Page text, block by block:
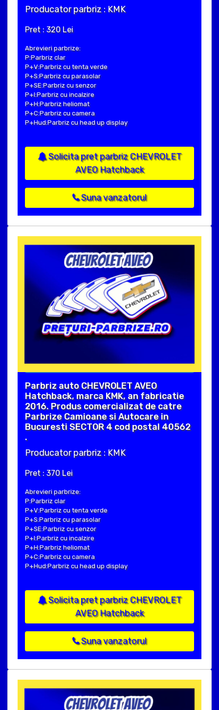
Producator parbriz : KMK
Pret : 320 Lei
Abrevieri parbrize:
P:Parbriz clar
P+V:Parbriz cu tenta verde
P+S:Parbriz cu parasolar
P+SE:Parbriz cu senzor
P+I:Parbriz cu incalzire
P+H:Parbriz heliomat
P+C:Parbriz cu camera
P+Hud:Parbriz cu head up display
Solicita pret parbriz CHEVROLET
AVEO Hatchback
Suna vanzatorul
Parbriz auto CHEVROLET AVEO
Hatchback, marca KMK, an fabricatie
2016. Produs comercializat de catre
Parbrize Camioane si Autocare in
Bucuresti SECTOR 4 cod postal 40562
.
Producator parbriz : KMK
Pret : 370 Lei
Abrevieri parbrize:
P:Parbriz clar
P+V:Parbriz cu tenta verde
P+S:Parbriz cu parasolar
P+SE:Parbriz cu senzor
P+I:Parbriz cu incalzire
P+H:Parbriz heliomat
P+C:Parbriz cu camera
P+Hud:Parbriz cu head up display
Solicita pret parbriz CHEVROLET
AVEO Hatchback
Suna vanzatorul